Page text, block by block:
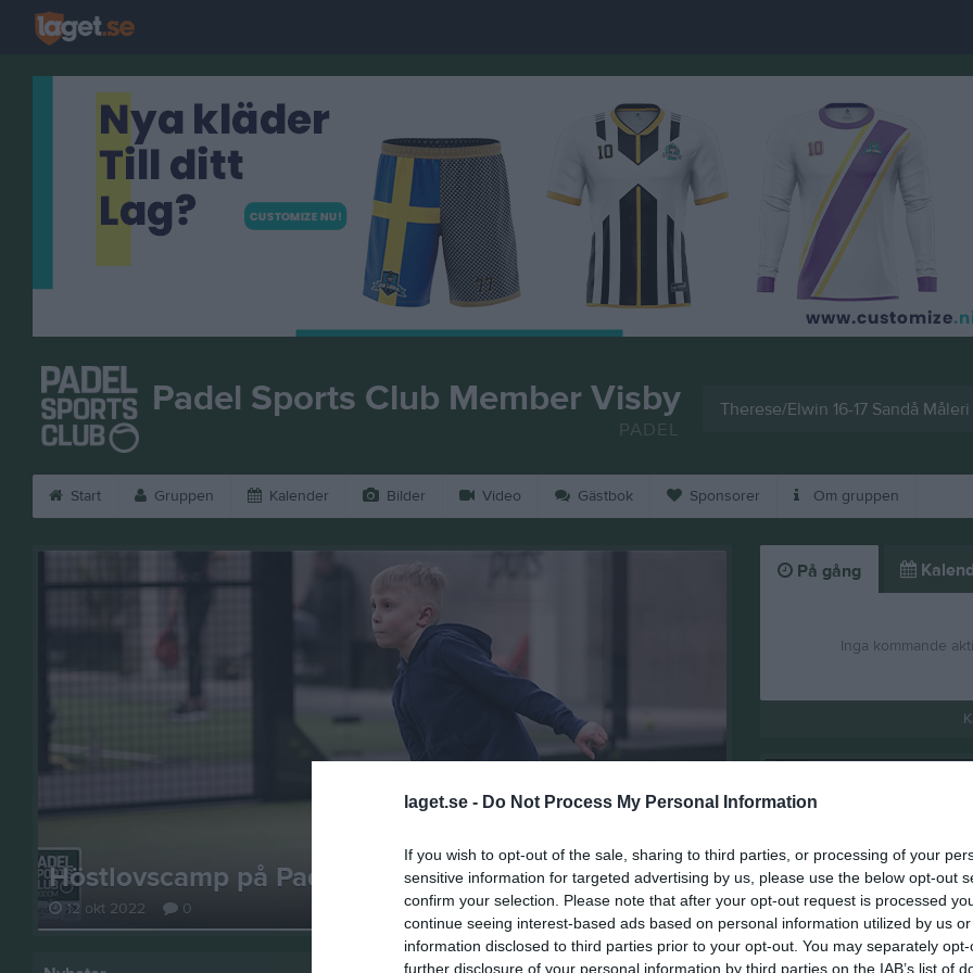
laget.se - Do Not Process My Personal Information
If you wish to opt-out of the sale, sharing to third parties, or processing of your
sensitive information for targeted advertising by us, please use the below opt-out
confirm your selection. Please note that after your opt-out request is processed
continue seeing interest-based ads based on personal information utilized by us
information disclosed to third parties prior to your opt-out. You may separately
further disclosure of your personal information by third parties on the IAB’s list of
Padel Sports Club Member Visby
PADEL
Therese/Elwin 16-17 Sandå Måleri
Start Gruppen Kalender Bilder Video Gästbok Sponsorer Om gruppen
Höstlovscamp på Padel Sports Club
12 okt 2022 0
Snart dags för ny
10 aug 2025 0
På gång
Inga kommande